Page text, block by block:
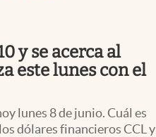
Uruguay
y se acerca al
este lunes con el
lunes 8 de junio. Cuál es
dólares financieros CCL y